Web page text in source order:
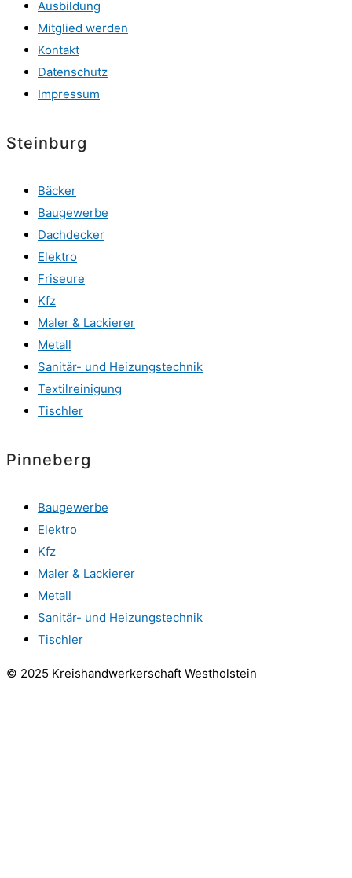
Ausbildung
Mitglied werden
Kontakt
Datenschutz
Impressum
Steinburg
Bäcker
Baugewerbe
Dachdecker
Elektro
Friseure
Kfz
Maler & Lackierer
Metall
Sanitär- und Heizungstechnik
Textilreinigung
Tischler
Pinneberg
Baugewerbe
Elektro
Kfz
Maler & Lackierer
Metall
Sanitär- und Heizungstechnik
Tischler
© 2025 Kreishandwerkerschaft Westholstein